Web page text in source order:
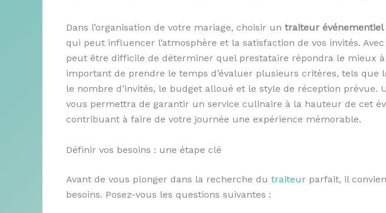
Dans l’organisation de votre mariage, choisir un traiteur événementiel
qui peut influencer l’atmosphère et la satisfaction de vos invités.
peut être difficile de déterminer quel prestataire répondra le mieux à
important de prendre le temps d’évaluer plusieurs critères, tels que
le nombre d’invités, le budget alloué et le style de réception prévue.
vous permettra de garantir un service culinaire à la hauteur de cet
contribuant à faire de votre journée une expérience mémorable.
Définir vos besoins : une étape clé
Avant de vous plonger dans la recherche du traiteur parfait, il
besoins. Posez-vous les questions suivantes :